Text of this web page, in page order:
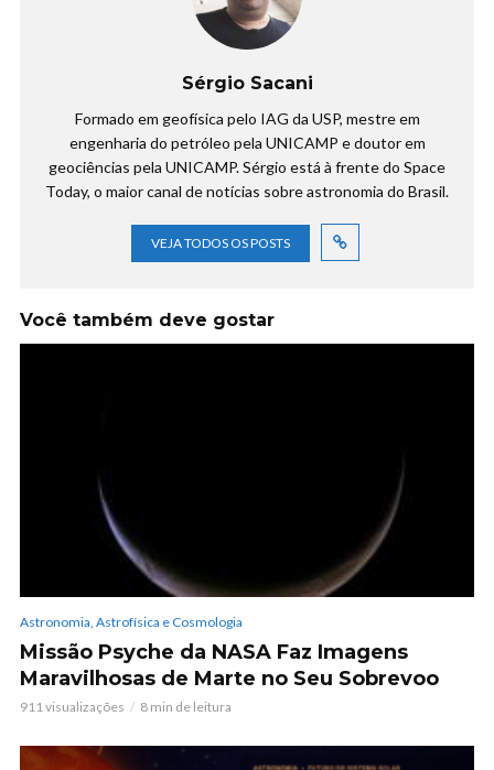
Sérgio Sacani
Formado em geofísica pelo IAG da USP, mestre em
engenharia do petróleo pela UNICAMP e doutor em
geociências pela UNICAMP. Sérgio está à frente do Space
Today, o maior canal de notícias sobre astronomia do Brasil.
VEJA TODOS OS POSTS
Você também deve gostar
Astronomia, Astrofísica e Cosmologia
Missão Psyche da NASA Faz Imagens
Maravilhosas de Marte no Seu Sobrevoo
911 visualizações 8 min de leitura